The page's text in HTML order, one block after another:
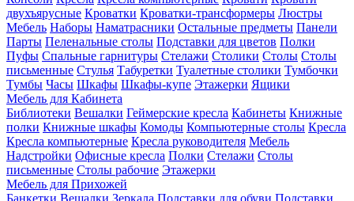
двухъярусные Кроватки Кроватки-трансформеры Люстры
Мебель Наборы Наматрасники Остальные предметы Панели
Парты Пеленальные столы Подставки для цветов Полки
Пуфы Спальные гарнитуры Стелажи Столики Столы Столы
письменные Стулья Табуретки Туалетные столики Тумбочки
Тумбы Часы Шкафы Шкафы-купе Этажерки Ящики
Мебель для Кабинета
Библиотеки Вешалки Геймерские кресла Кабинеты Книжные
полки Книжные шкафы Комоды Компьютерные столы Кресла
Кресла компьютерные Кресла руководителя Мебель
Надстройки Офисные кресла Полки Стелажи Столы
письменные Столы рабочие Этажерки
Мебель для Прихожей
Банкетки Вешалки Зеркала Подставки для обуви Подставки